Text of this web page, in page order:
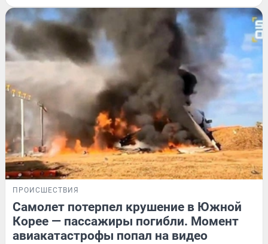
ПРОИСШЕСТВИЯ
Самолет потерпел крушение в Южной
Корее — пассажиры погибли. Момент
авиакатастрофы попал на видео